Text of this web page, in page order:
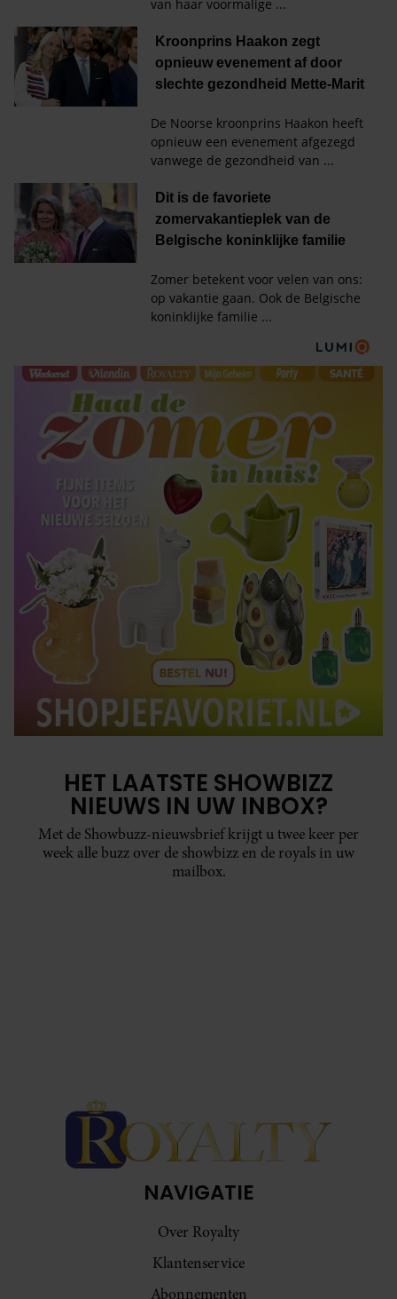
HET LAATSTE SHOWBIZZ
NIEUWS IN UW INBOX?
Met de Showbuzz-nieuwsbrief krijgt u twee keer per
week alle buzz over de showbizz en de royals in uw
mailbox.
NAVIGATIE
Over Royalty
Klantenservice
Abonnementen